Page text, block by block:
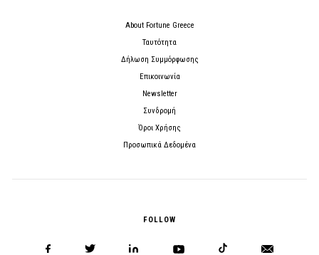
About Fortune Greece
Ταυτότητα
Δήλωση Συμμόρφωσης
Επικοινωνία
Newsletter
Συνδρομή
Όροι Χρήσης
Προσωπικά Δεδομένα
FOLLOW